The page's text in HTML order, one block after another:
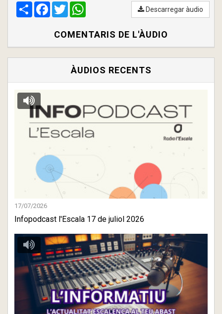
00:00/ 00:00
CompartirFacebook
Twitter Descarregar àudio
COMENTARIS DE L'ÀUDIO
ÀUDIOS RECENTS
17/07/2026
Infopodcast l'Escala 17 de juliol 2026